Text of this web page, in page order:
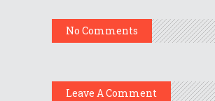
No Comments
Leave A Comment